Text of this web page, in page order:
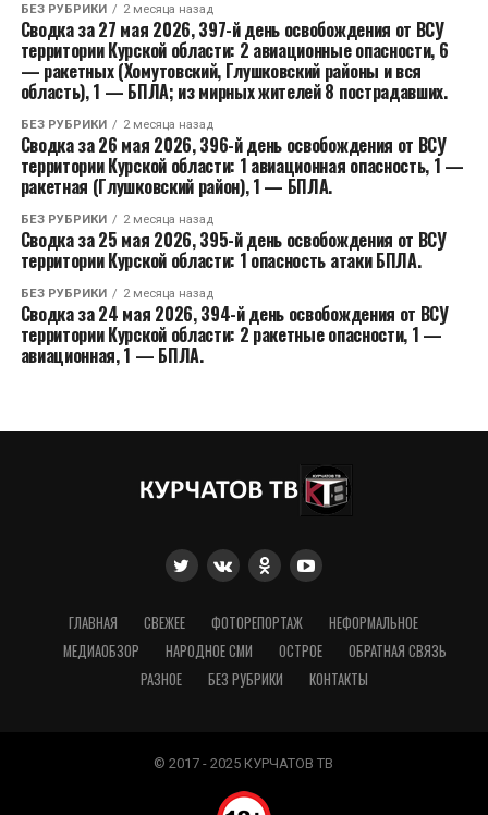
БЕЗ РУБРИКИ 2 месяца назад
Сводка за 27 мая 2026, 397-й день освобождения от ВСУ
территории Курской области: 2 авиационные опасности, 6
— ракетных (Хомутовский, Глушковский районы и вся
область), 1 — БПЛА; из мирных жителей 8 пострадавших.
БЕЗ РУБРИКИ 2 месяца назад
Сводка за 26 мая 2026, 396-й день освобождения от ВСУ
территории Курской области: 1 авиационная опасность, 1 —
ракетная (Глушковский район), 1 — БПЛА.
БЕЗ РУБРИКИ 2 месяца назад
Сводка за 25 мая 2026, 395-й день освобождения от ВСУ
территории Курской области: 1 опасность атаки БПЛА.
БЕЗ РУБРИКИ 2 месяца назад
Сводка за 24 мая 2026, 394-й день освобождения от ВСУ
территории Курской области: 2 ракетные опасности, 1 —
авиационная, 1 — БПЛА.
ГЛАВНАЯ СВЕЖЕЕ ФОТОРЕПОРТАЖ
НЕФОРМАЛЬНОЕ
МЕДИАОБЗОР
НАРОДНОЕ СМИ ОСТРОЕ
ОБРАТНАЯ СВЯЗЬ
РАЗНОЕ
БЕЗ РУБРИКИ КОНТАКТЫ
© 2017 - 2025 КУРЧАТОВ ТВ